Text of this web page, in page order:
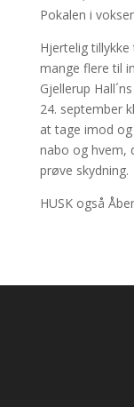
Pokalen i
Hjertelig
mange flere til
Gjellerup
24. september
at tage imod
nabo og hvem,
prøve skydning.
HUSK også